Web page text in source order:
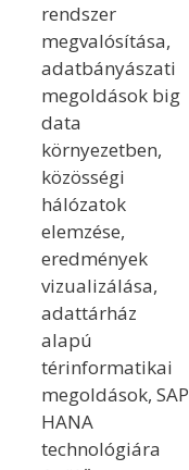
rendszer
megvalósítása,
adatbányászati
megoldások big
data
környezetben,
közösségi
hálózatok
elemzése,
eredmények
vizualizálása,
adattárház
alapú
térinformatikai
megoldások, SAP
HANA
technológiára